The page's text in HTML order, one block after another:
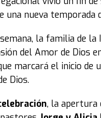
una nueva
la familia de
del Amor de Dios
marcará el inicio
Dios.
, la apertura